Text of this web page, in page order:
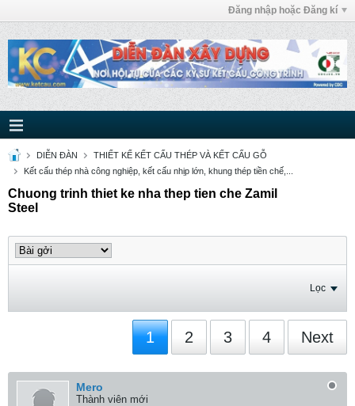
Đăng nhập hoặc Đăng kí
DIỄN ĐÀN
THIẾT KẾ KẾT CẤU THÉP VÀ KẾT CẤU GỖ
Kết cấu thép nhà công nghiệp, kết cấu nhịp lớn, khung thép tiền chế,...
Chuong trinh thiet ke nha thep tien che Zamil
Steel
Lọc
1 2 3 4 Next
Mero
Thành viên mới